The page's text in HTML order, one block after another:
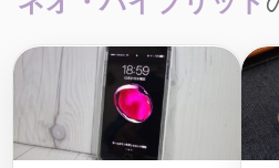
ニュース オーディオ